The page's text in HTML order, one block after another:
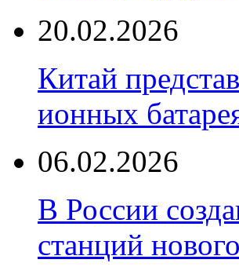
20.02.2026
Китай
ионных
06.02.2026
В России
станций